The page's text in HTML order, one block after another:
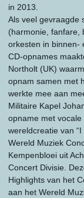
in 2013.
Als veel gevraagde
(harmonie, fanfare,
orkesten in binnen-
CD-opnames
Northolt (UK)
opnam samen met
werkte mee aan
Militaire Kapel
opname met
wereldcreatie van
Wereld Muziek
Kempenbloei uit
Concert Divisie.
Highlights van het
aan het Wereld